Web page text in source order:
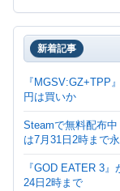
6
512GB・1TB
『The Life
月23日10時
8
違いと新価格
新着記事
『MGSV:GZ+TPP
円は買いか
Steamで無料配布中
は7月31日2時まで
『GOD EATER 3
24日2時まで